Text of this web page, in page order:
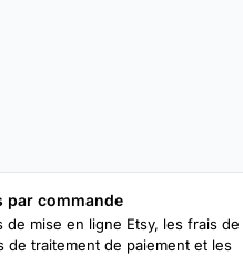
par commande
de mise en ligne Etsy, les frais de
de traitement de paiement et les